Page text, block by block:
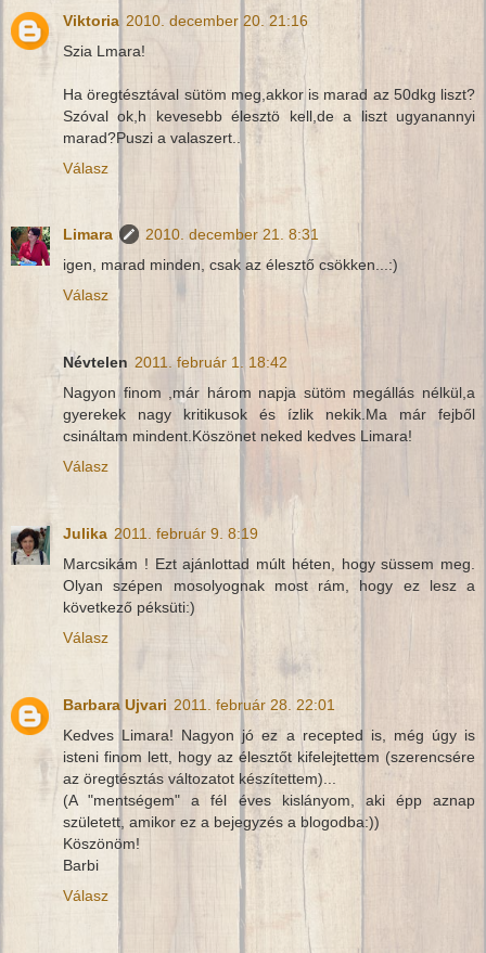
Viktoria 2010. december 20. 21:16
Szia Lmara!
Ha öregtésztával sütöm meg,akkor is marad az 50dkg liszt?
Szóval ok,h kevesebb élesztö kell,de a liszt ugyanannyi
marad?Puszi a valaszert..
Válasz
Limara
2010. december 21. 8:31
igen, marad minden, csak az élesztő csökken...:)
Válasz
Névtelen 2011. február 1. 18:42
Nagyon finom ,már három napja sütöm megállás nélkül,a
gyerekek nagy kritikusok és ízlik nekik.Ma már fejből
csináltam mindent.Köszönet neked kedves Limara!
Válasz
Julika 2011. február 9. 8:19
Marcsikám ! Ezt ajánlottad múlt héten, hogy süssem meg.
Olyan szépen mosolyognak most rám, hogy ez lesz a
következő péksüti:)
Válasz
Barbara Ujvari 2011. február 28. 22:01
Kedves Limara! Nagyon jó ez a recepted is, még úgy is
isteni finom lett, hogy az élesztőt kifelejtettem (szerencsére
az öregtésztás változatot készítettem)...
(A "mentségem" a fél éves kislányom, aki épp aznap
született, amikor ez a bejegyzés a blogodba:))
Köszönöm!
Barbi
Válasz